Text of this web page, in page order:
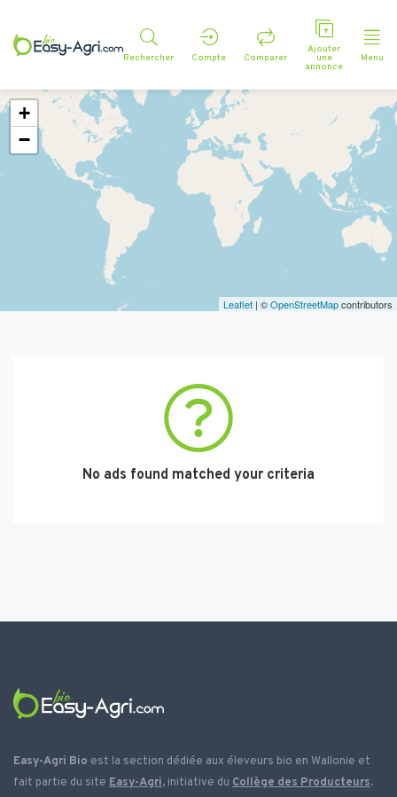
Rechercher Compte Comparer
Ajouter
une
annonce
Menu
No ads found matched your criteria
+
−
Leaflet | ©OpenStreetMapcontributors
Easy-Agri Bio est la section dédiée aux éleveurs bio en Wallonie et
fait partie du site Easy-Agri, initiative du Collège des Producteurs.